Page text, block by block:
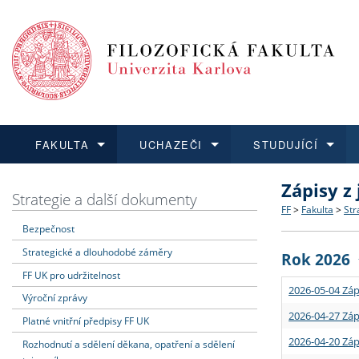
FAKULTA
Dozvědět se více
Struktura
Strategie
Podpora
UCHAZEČI
Podat přihlášku
Co
Učitelské
STUDUJÍCÍ
Dozvědět se více
Rigorózní
Dozvědět se více
O vědě a
Granty a
Dozvědět se více
Aktuální
Strategie a další dokumenty
Bezpečnost
Strategické a dlouhodobé záměry
FF UK pro udržitelnost
Výroční zprávy
Platné vnitřní předpisy FF UK
Rozhodnutí a sdělení děkana, opatření a sdělení
Zápisy
FF > Fakulta >
Rok 2026
2026-05-04
2026-04-27
2026-04-20